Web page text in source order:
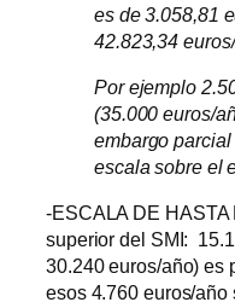
es de 3.058,81
42.823,34
Por ejemplo
(35.000 euros/
embargo
escala sobre el
-ESCALA DE
superior del SMI:
30.240 euros/año) es
esos 4.760 euros/